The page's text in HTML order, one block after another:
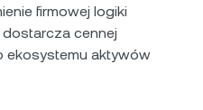
firmowej logiki
cennej
ekosystemu aktywów